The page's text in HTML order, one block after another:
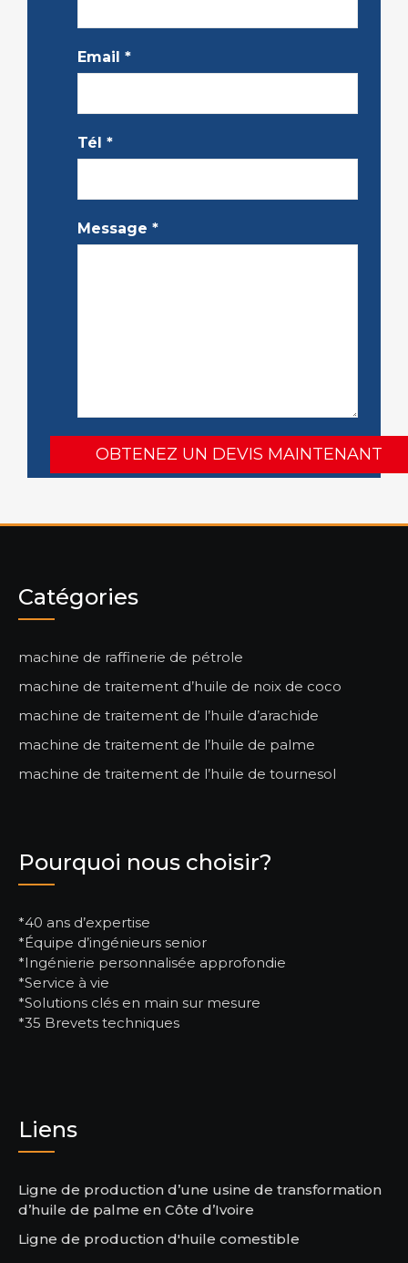
Email *
Tél *
Message *
Catégories
machine de raffinerie de pétrole
machine de traitement d’huile de noix de coco
machine de traitement de l’huile d’arachide
machine de traitement de l’huile de palme
machine de traitement de l’huile de tournesol
Pourquoi nous choisir?
*40 ans d’expertise
*Équipe d’ingénieurs senior
*Ingénierie personnalisée approfondie
*Service à vie
*Solutions clés en main sur mesure
*35 Brevets techniques
Liens
Ligne de production d’une usine de transformation
d’huile de palme en Côte d’Ivoire
Ligne de production d'huile comestible